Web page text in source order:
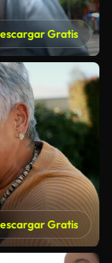
Gratis
Gratis